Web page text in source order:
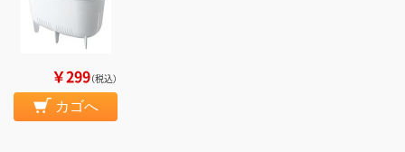
￥299（税込）
カゴへ